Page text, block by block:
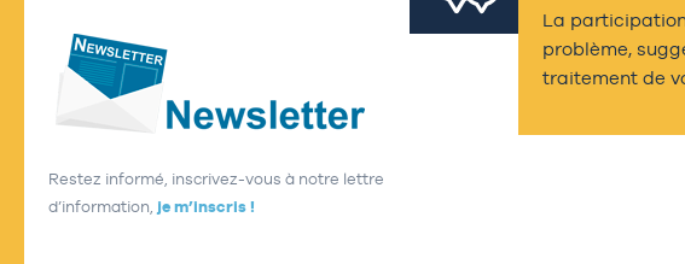
Restez informé, inscrivez-vous à notre lettre
d’information, je m’inscris !
La
problème,
traitement de